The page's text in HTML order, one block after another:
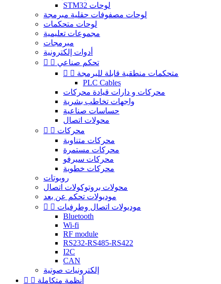
STM32 لوحات
لوحات مصفوفات حقلية مبرمجة
لوحات متحكمات
مجموعات تعليمية
مبرمجات
أدوات إلكترونية
  تحكم صناعي
  متحكمات منطقية قابلة للبرمجة
PLC Cables
محركات و دارات قيادة محركات
واجهات تخاطب بشرية
حساسات صناعية
محولات اتصال
  محركات
محركات متناوبة
محركات مستمرة
محركات سيرفو
محركات خطوية
روبوتات
محولات بروتوكولات اتصال
موديولات تحكم عن بعد
  موديولات اتصال وطرفيات
Bluetooth
Wi-fi
RF module
RS232-RS485-RS422
I2C
CAN
إلكترونيات صوتية
  أنظمة متكاملة